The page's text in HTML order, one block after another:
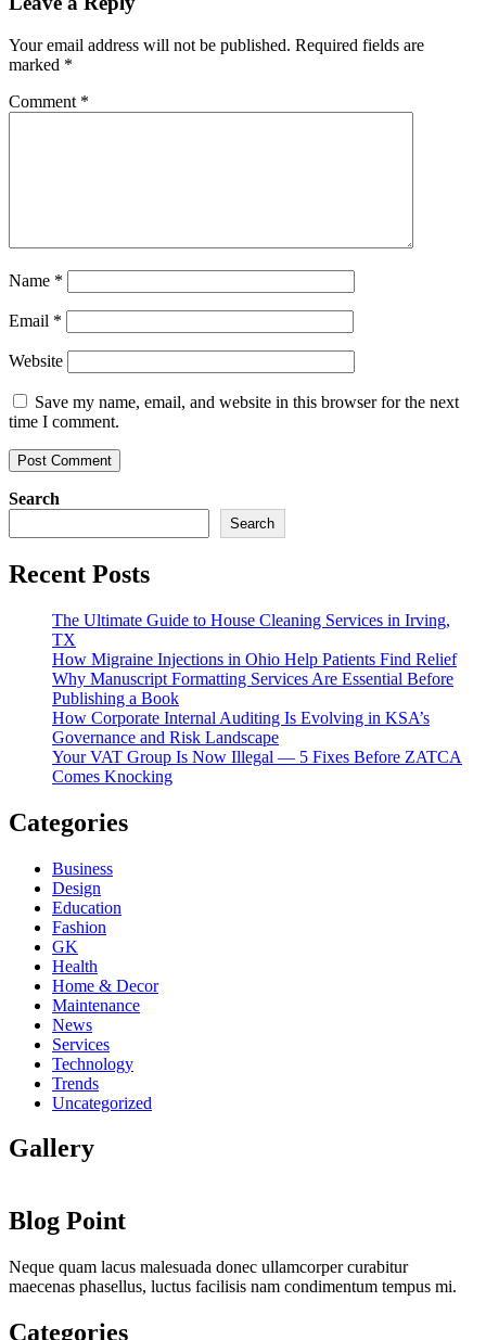
Your email address will not be published. Required fields are
marked *
Comment *
Name *
Email *
Website
Save my name, email, and website in this browser for the next
time I comment.
Search
Search
Recent Posts
The Ultimate Guide to House Cleaning Services in Irving,
TX
How Migraine Injections in Ohio Help Patients Find Relief
Why Manuscript Formatting Services Are Essential Before
Publishing a Book
How Corporate Internal Auditing Is Evolving in KSA’s
Governance and Risk Landscape
Your VAT Group Is Now Illegal — 5 Fixes Before ZATCA
Comes Knocking
Categories
Business
Design
Education
Fashion
GK
Health
Home & Decor
Maintenance
News
Services
Technology
Trends
Uncategorized
Gallery
Blog Point
Neque quam lacus malesuada donec ullamcorper curabitur
maecenas phasellus, luctus facilisis nam condimentum tempus mi.
Categories